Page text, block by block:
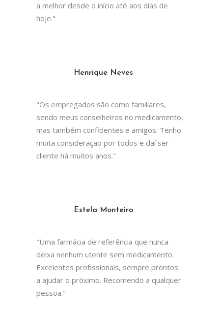
a melhor desde o início até aos dias de
hoje."
Henrique Neves
"Os empregados são como familiares,
sendo meus conselheiros no medicamento,
mas também confidentes e amigos. Tenho
muita consideração por todos e daí ser
cliente há muitos anos."
Estela Monteiro
"Uma farmácia de referência que nunca
deixa nenhum utente sem medicamento.
Excelentes profissionais, sempre prontos
a ajudar o próximo. Recomendo a qualquer
pessoa."